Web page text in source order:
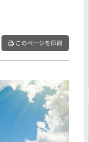
このページを印刷